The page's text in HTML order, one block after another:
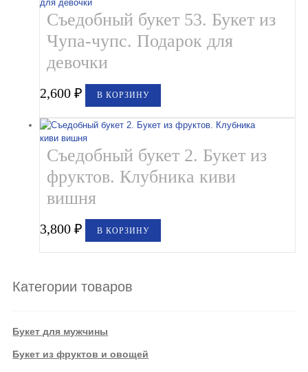
Съедобный букет 53. Букет из
Чупа-чупс. Подарок для
девочки
2,600₽ В КОРЗИНУ
Съедобный букет 2. Букет из
фруктов. Клубника киви
вишня
3,800₽ В КОРЗИНУ
Категории товаров
Букет для мужчины
Букет из фруктов и овощей